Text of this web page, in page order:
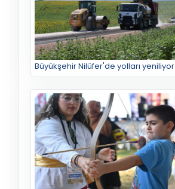
Büyükşehir Nilüfer'de yolları yeniliyor